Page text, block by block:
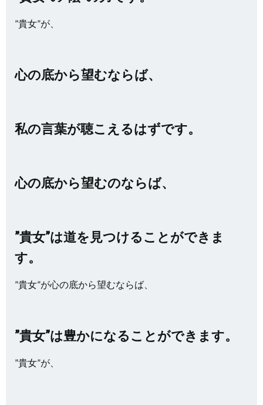
”貴女”が、
心の底から望むならば、
私の言葉が聴こえるはずです。
心の底から望むのならば、
”貴女”は道を見つけることができま
す。
”貴女”が心の底から望むならば、
”貴女”は豊かになることができます。
”貴女”が、